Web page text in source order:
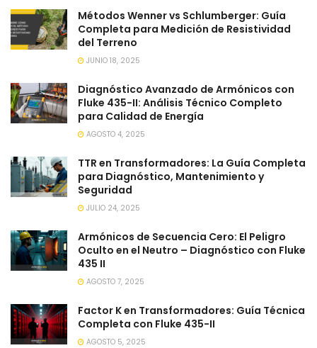
Métodos Wenner vs Schlumberger: Guía
Completa para Medición de Resistividad
del Terreno
JUNIO 18, 2025
Diagnóstico Avanzado de Armónicos con
Fluke 435-II: Análisis Técnico Completo
para Calidad de Energía
AGOSTO 4, 2025
TTR en Transformadores: La Guía Completa
para Diagnóstico, Mantenimiento y
Seguridad
JULIO 24, 2025
Armónicos de Secuencia Cero: El Peligro
Oculto en el Neutro – Diagnóstico con Fluke
435 II
AGOSTO 7, 2025
Factor K en Transformadores: Guía Técnica
Completa con Fluke 435-II
AGOSTO 5, 2025